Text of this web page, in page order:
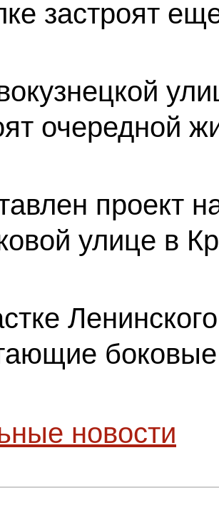
застроят
очередной
проект
улице в
новости